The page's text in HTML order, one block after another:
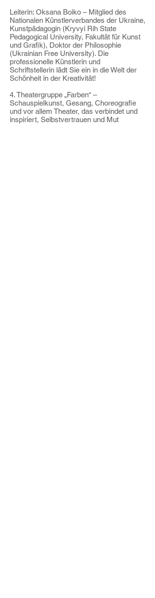
Leiterin: Oksana Boiko – Mitglied des
Nationalen Künstlerverbandes der Ukraine,
Kunstpädagogin (Kryvyi Rih State
Pedagogical University, Fakultät für Kunst
und Grafik), Doktor der Philosophie
(Ukrainian Free University). Die
professionelle Künstlerin und
Schriftstellerin lädt Sie ein in die Welt der
Schönheit in der Kreativität!
4. Theatergruppe „Farben“ –
Schauspielkunst, Gesang, Choreografie
und vor allem Theater, das verbindet und
inspiriert, Selbstvertrauen und Mut